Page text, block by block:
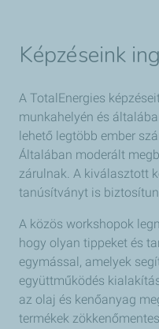
Képzéseink
A TotalEnergies
munkahelyén és
lehető legtöbb ember
Általában moderált
zárulnak. A kiválasztott
tanúsítványt is
A közös workshopok
hogy olyan tippeket és
egymással, amelyek
együttműködés
az olaj és kenőanyag
termékek